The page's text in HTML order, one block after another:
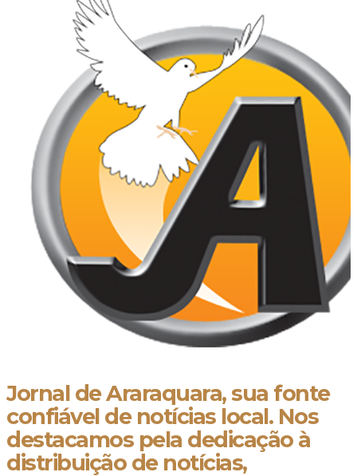
Jornal de Araraquara, sua fonte
confiável de notícias local. Nos
destacamos pela dedicação à
distribuição de notícias,